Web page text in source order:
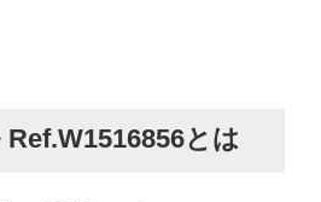
とは